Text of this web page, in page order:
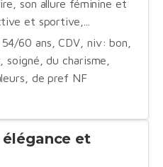
son allure féminine et
et sportive,...
60 ans, CDV, niv: bon,
du charisme,
de pref NF
élégance et